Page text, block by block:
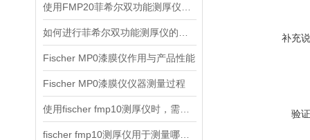
Fischer MP0漆膜仪作用与产品性能
Fischer MP0漆膜仪仪器测量过程
补充
验